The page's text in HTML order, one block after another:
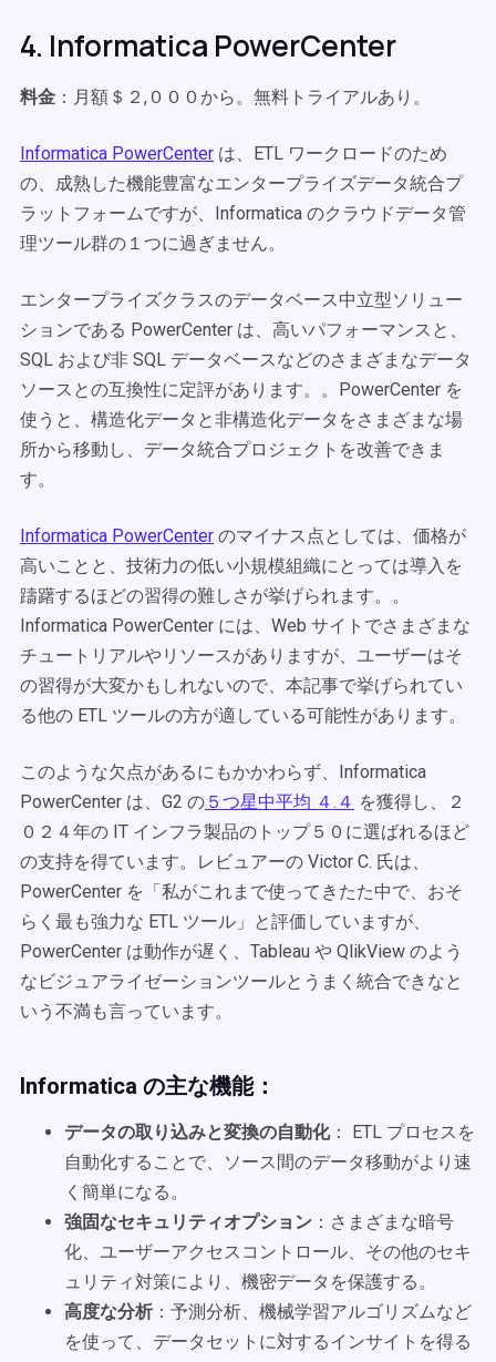
4. Informatica PowerCenter
料金 ：月額＄２,０００から。無料トライアルあり。
Informatica PowerCenter は、ETL ワークロードのため
の、成熟した機能豊富なエンタープライズデータ統合プ
ラットフォームですが、Informatica のクラウドデータ管
理ツール群の１つに過ぎません。
エンタープライズクラスのデータベース中立型ソリュー
ションである PowerCenter は、高いパフォーマンスと、
SQL および非 SQL データベースなどのさまざまなデータ
ソースとの互換性に定評があります。。PowerCenter を
使うと、構造化データと非構造化データをさまざまな場
所から移動し、データ統合プロジェクトを改善できま
す。
Informatica PowerCenter のマイナス点としては、価格が
高いことと、技術力の低い小規模組織にとっては導入を
躊躇するほどの習得の難しさが挙げられます。。
Informatica PowerCenter には、Web サイトでさまざまな
チュートリアルやリソースがありますが、ユーザーはそ
の習得が大変かもしれないので、本記事で挙げられてい
る他の ETL ツールの方が適している可能性があります。
このような欠点があるにもかかわらず、Informatica
PowerCenter は、G2 の ５つ星中平均 ４.４ を獲得し、２
０２４年の IT インフラ製品のトップ５０に選ばれるほど
の支持を得ています。レビュアーの Victor C. 氏は、
PowerCenter を「私がこれまで使ってきたた中で、おそ
らく最も強力な ETL ツール」と評価していますが、
PowerCenter は動作が遅く、Tableau や QlikView のよう
なビジュアライゼーションツールとうまく統合できなと
いう不満も言っています。
Informatica の主な機能：
データの取り込みと変換の自動化： ETL プロセスを
自動化することで、ソース間のデータ移動がより速
く簡単になる。
強固なセキュリティオプション ：さまざまな暗号
化、ユーザーアクセスコントロール、その他のセキ
ュリティ対策により、機密データを保護する。
高度な分析 ：予測分析、機械学習アルゴリズムなど
を使って、データセットに対するインサイトを得る